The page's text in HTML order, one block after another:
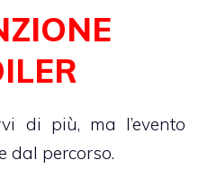
di più, ma l’evento
dal percorso.